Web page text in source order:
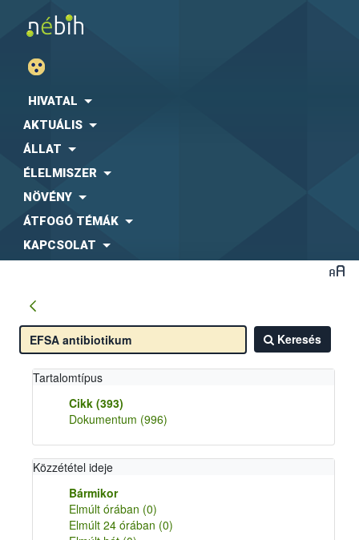
HIVATAL
AKTUÁLIS
ÁLLAT
ÉLELMISZER
NÖVÉNY
ÁTFOGÓ TÉMÁK
KAPCSOLAT
Keresés
Tartalomtípus
Cikk (393)
Dokumentum (996)
Közzététel ideje
Bármikor
Elmúlt órában (0)
Elmúlt 24 órában (0)